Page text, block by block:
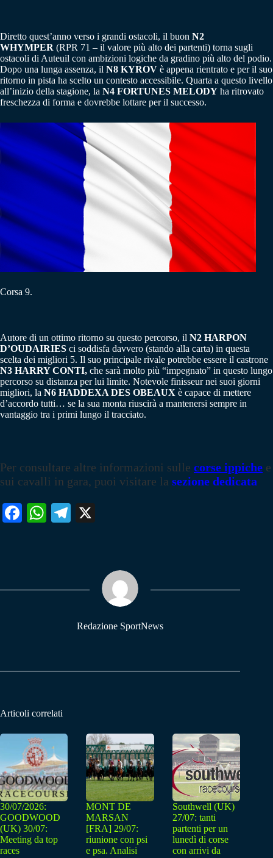
Diretto quest’anno verso i grandi ostacoli, il buon N2
WHYMPER (RPR 71 – il valore più alto dei partenti) torna sugli
ostacoli di Auteuil con ambizioni logiche da gradino più alto del podio.
Dopo una lunga assenza, il N8 KYROV è appena rientrato e per il suo
ritorno in pista ha scelto un contesto accessibile. Quarta a questo livello
all’inizio della stagione, la N4 FORTUNES MELODY ha ritrovato
freschezza di forma e dovrebbe lottare per il successo.
Corsa 9.
Autore di un ottimo ritorno su questo percorso, il N2 HARPON
D’OUDAIRIES ci soddisfa davvero (stando alla carta) in questa
scelta dei migliori 5. Il suo principale rivale potrebbe essere il castrone
N3 HARRY CONTI, che sarà molto più “impegnato” in questo lungo
percorso su distanza per lui limite. Notevole finisseur nei suoi giorni
migliori, la N6 HADDEXA DES OBEAUX è capace di mettere
d’accordo tutti… se la sua monta riuscirà a mantenersi sempre in
vantaggio tra i primi lungo il tracciato.
Per consultare altre informazioni sulle corse ippiche e
sui cavalli in gara, puoi visitare la sezione dedicata
Fa W
pp
Te
m
Redazione SportNews
Articoli correlati
30/07/2026:
GOODWOOD
(UK) 30/07:
Meeting da top
races
MONT DE
MARSAN
[FRA] 29/07:
riunione con psi
e psa. Analisi
Southwell (UK)
27/07: tanti
partenti per un
lunedì di corse
con arrivi da